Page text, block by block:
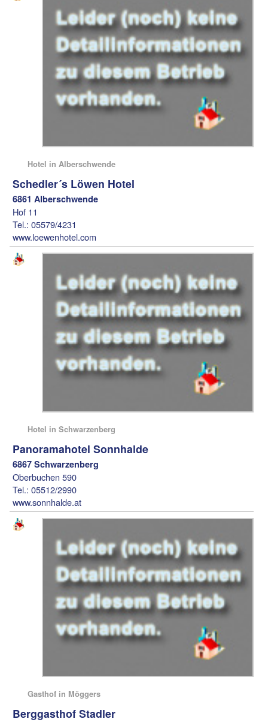
Hotel in Alberschwende
Schedler´s Löwen Hotel
6861 Alberschwende
Hof 11
Tel.: 05579/4231
www.loewenhotel.com
Hotel in Schwarzenberg
Panoramahotel Sonnhalde
6867 Schwarzenberg
Oberbuchen 590
Tel.: 05512/2990
www.sonnhalde.at
Gasthof in Möggers
Berggasthof Stadler